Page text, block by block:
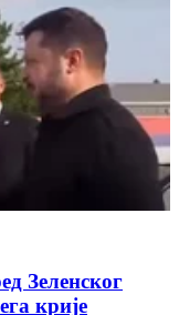
Зеленског
крије